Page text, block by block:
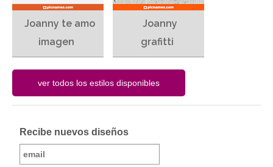
Joanny te amo
imagen
Joanny
grafitti
Recibe nuevos diseños